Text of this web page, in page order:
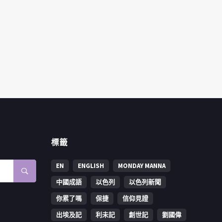
標籤
EN ENGLISH
MONDAY MANNA
中國成語
以色列
以色列新聞
你累了嗎
保捷
信仰見證
出埃及記
利未記 創世記 劉國偉